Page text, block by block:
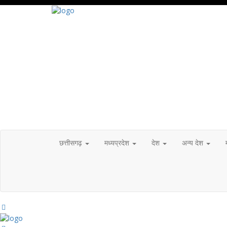
छत्तीसगढ़ मध्यप्रदेश देश अन्य देश